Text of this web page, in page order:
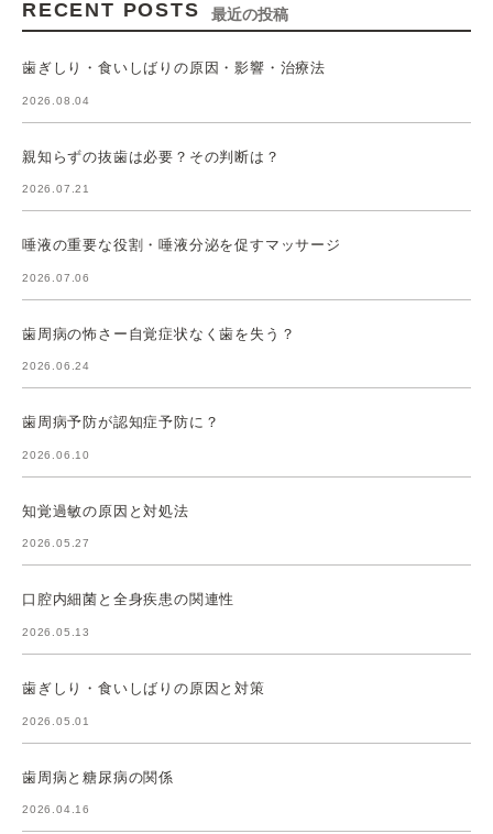
RECENT POSTS 最近の投稿
歯ぎしり・食いしばりの原因・影響・治療法
2026.08.04
親知らずの抜歯は必要？その判断は？
2026.07.21
唾液の重要な役割・唾液分泌を促すマッサージ
2026.07.06
歯周病の怖さー自覚症状なく歯を失う？
2026.06.24
歯周病予防が認知症予防に？
2026.06.10
知覚過敏の原因と対処法
2026.05.27
口腔内細菌と全身疾患の関連性
2026.05.13
歯ぎしり・食いしばりの原因と対策
2026.05.01
歯周病と糖尿病の関係
2026.04.16